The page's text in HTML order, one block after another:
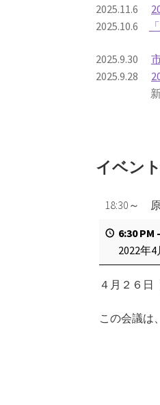
2025.11.6
2025.10.6
2025.9.30
2025.9.28
新潟県
イベン
18:30～
6:30 PM
2022年4
４月２６日
この会議は